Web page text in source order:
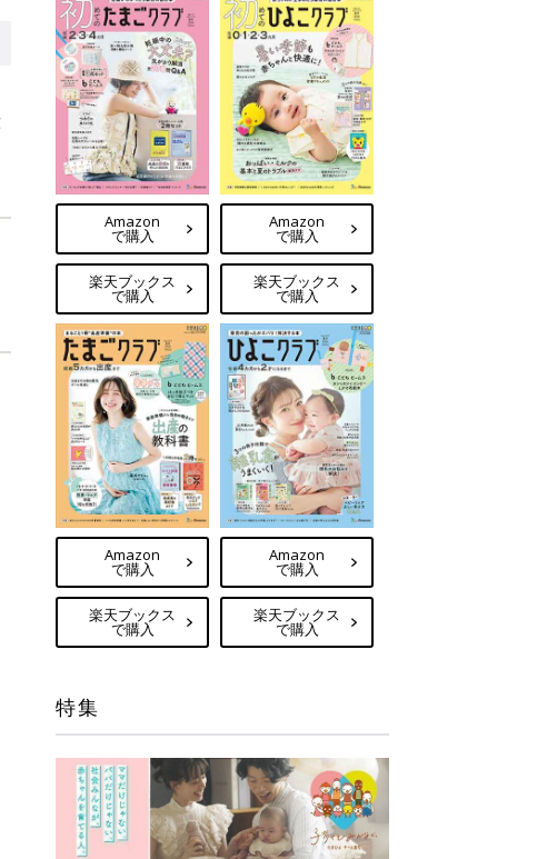
Amazon
で購入
楽天ブックス
で購入
Amazon
で購入
楽天ブックス
で購入
Amazon
で購入
楽天ブックス
で購入
Amazon
で購入
楽天ブックス
で購入
特集